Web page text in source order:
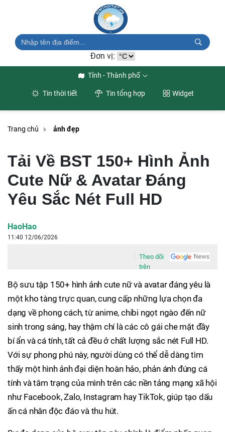
Đơn vị:
Tỉnh - Thành phố
Tin thời tiết Tin tổng hợp Widget
Trang chủ ảnh đẹp
Tải Về BST 150+ Hình Ảnh
Cute Nữ & Avatar Đáng
Yêu Sắc Nét Full HD
HaoHao
11:40 12/06/2026
Theo dõi
trên
Bộ sưu tập 150+ hình ảnh cute nữ và avatar đáng yêu là
một kho tàng trực quan, cung cấp những lựa chọn đa
dạng về phong cách, từ anime, chibi ngọt ngào đến nữ
sinh trong sáng, hay thậm chí là các cô gái che mặt đầy
bí ẩn và cá tính, tất cả đều ở chất lượng sắc nét Full HD.
Với sự phong phú này, người dùng có thể dễ dàng tìm
thấy một hình ảnh đại diện hoàn hảo, phản ánh đúng cá
tính và tâm trạng của mình trên các nền tảng mạng xã hội
như Facebook, Zalo, Instagram hay TikTok, giúp tạo dấu
ấn cá nhân độc đáo và thu hút.